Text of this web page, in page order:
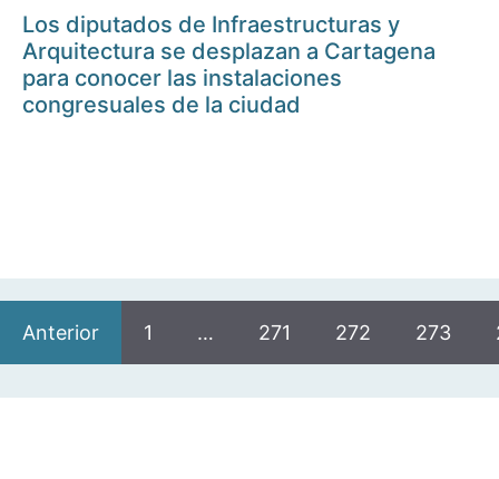
Los diputados de Infraestructuras y
Arquitectura se desplazan a Cartagena
para conocer las instalaciones
congresuales de la ciudad
Anterior 1 … 271 272 273